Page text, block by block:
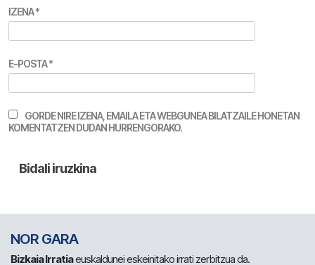
IZENA*
E-POSTA*
GORDE NIRE IZENA, EMAILA ETA WEBGUNEA BILATZAILE HONETAN
KOMENTATZEN DUDAN HURRENGORAKO.
NOR GARA
Bizkaia Irratiaeuskaldunei eskeinitako irrati zerbitzua da.